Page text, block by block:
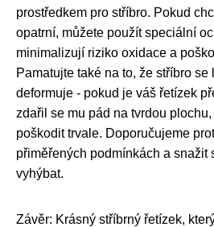
prostředkem pro stříbro. Pokud
opatrní, můžete použít speciální
minimalizují riziko oxidace a
Pamatujte také na to, že stříbro se
deformuje - pokud je váš řetízek
zdařil se mu pád na tvrdou
poškodit trvale. Doporučujeme
přiměřených podmínkách a snažit
vyhýbat.
Závěr: Krásný stříbrný řetízek,